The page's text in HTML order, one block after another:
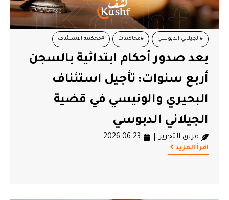
#الجيلاني الدبوسي #محاكمات #محكمة الاستئناف
#منذر الونيسي #نور الدين البحيري
بعد صدور أحكام ابتدائية بالسجن
أربع سنوات: تأجيل استئناف
البحيري والونيسي في قضية
الجيلاني الدبوسي
فريق التحرير 2026.06.23
اقرأ المزيد